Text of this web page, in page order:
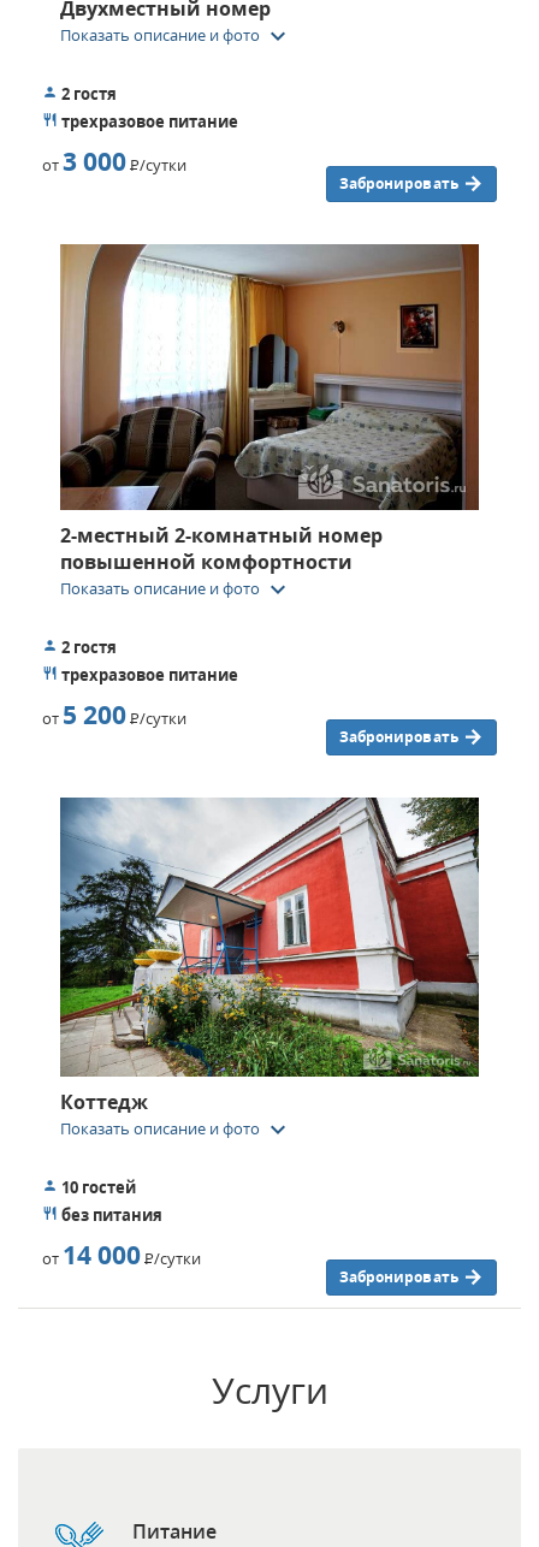
Двухместный номер
Показать описание и фото keyboard_arrow_down
2 гостя
трехразовое питание
от3 000Р/сутки
Забронировать
2-местный 2-комнатный номер
повышенной комфортности
Показать описание и фото keyboard_arrow_down
2 гостя
трехразовое питание
от 5 200Р/сутки
Забронировать
Коттедж
Показать описание и фото keyboard_arrow_down
10 гостей
без питания
от 14 000Р/сутки
Забронировать
Услуги
Питание